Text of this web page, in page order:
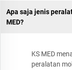
Apa saja jenis
MED?
KS MED
peralatan